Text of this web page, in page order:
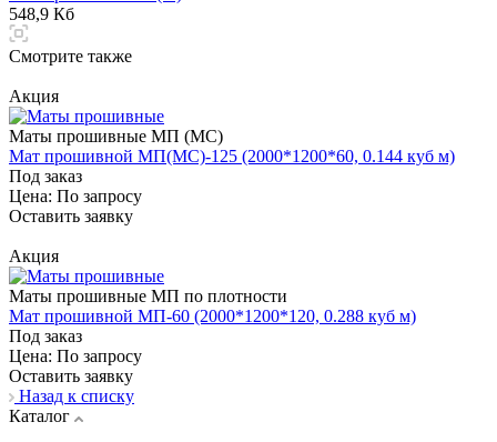
548,9 Кб
Смотрите также
Акция
Маты прошивные МП (МС)
Мат прошивной МП(МС)-125 (2000*1200*60, 0.144 куб м)
Под заказ
Цена: По запросу
Оставить заявку
Акция
Маты прошивные МП по плотности
Мат прошивной МП-60 (2000*1200*120, 0.288 куб м)
Под заказ
Цена: По запросу
Оставить заявку
Назад к списку
Каталог